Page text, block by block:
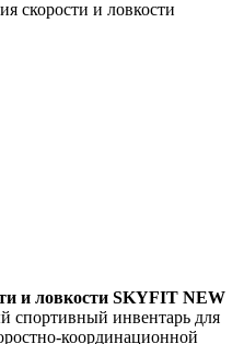
и ловкости SKYFIT NEW
спортивный инвентарь для
координационной